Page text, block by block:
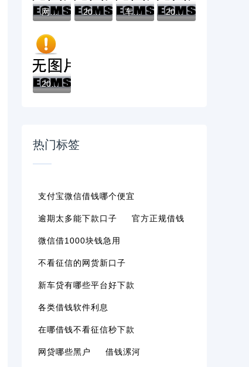
网黑下款口子现状解析：哪些平台审核宽松容... 2025双黑逾期严重能下款的平台有哪些？最新... 车主必看！2025年有车秒出额度的网贷平台实... 2026年高炮下款口子怎么下载，超热门的10个...
2026最新征信花负债高还能下款的口子大数据...
热门标签
支付宝微信借钱哪个便宜
逾期太多能下款口子 官方正规借钱
微信借1000块钱急用
不看征信的网货新口子
新车贷有哪些平台好下款
各类借钱软件利息
在哪借钱不看征信秒下款
网贷哪些黑户 借钱漯河